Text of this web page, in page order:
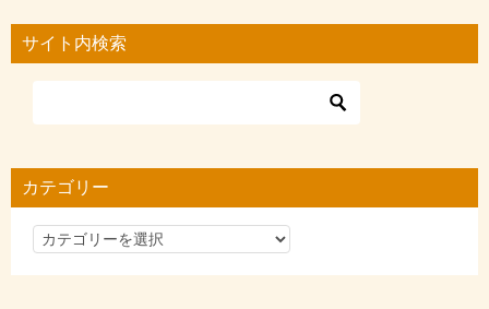
サイト内検索
カテゴリー
カ